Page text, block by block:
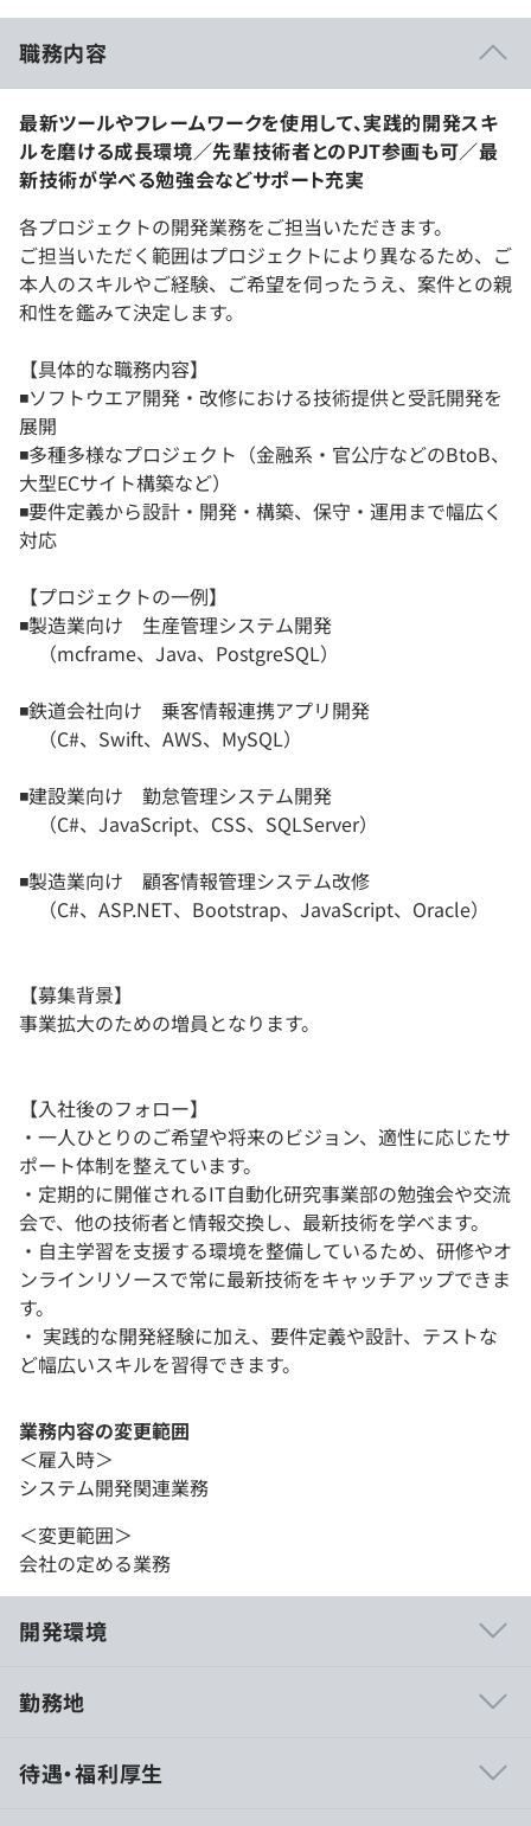
職務内容
最新ツールやフレームワークを使用して、実践的開発スキ
ルを磨ける成長環境／先輩技術者とのPJT参画も可／最
新技術が学べる勉強会などサポート充実
各プロジェクトの開発業務をご担当いただきます。
ご担当いただく範囲はプロジェクトにより異なるため、ご
本人のスキルやご経験、ご希望を伺ったうえ、案件との親
和性を鑑みて決定します。
【具体的な職務内容】
◾️ソフトウエア開発・改修における技術提供と受託開発を
展開
◾️多種多様なプロジェクト（金融系・官公庁などのBtoB、
大型ECサイト構築など）
◾️要件定義から設計・開発・構築、保守・運用まで幅広く
対応
【プロジェクトの一例】
◾️製造業向け 生産管理システム開発
（mcframe、Java、PostgreSQL）
◾️鉄道会社向け 乗客情報連携アプリ開発
（C#、Swift、AWS、MySQL）
◾️建設業向け 勤怠管理システム開発
（C#、JavaScript、CSS、SQLServer）
◾️製造業向け 顧客情報管理システム改修
（C#、ASP.NET、Bootstrap、JavaScript、Oracle）
【募集背景】
事業拡大のための増員となります。
【入社後のフォロー】
・一人ひとりのご希望や将来のビジョン、適性に応じたサ
ポート体制を整えています。
・定期的に開催されるIT自動化研究事業部の勉強会や交流
会で、他の技術者と情報交換し、最新技術を学べます。
・自主学習を支援する環境を整備しているため、研修やオ
ンラインリソースで常に最新技術をキャッチアップできま
す。
・ 実践的な開発経験に加え、要件定義や設計、テストな
ど幅広いスキルを習得できます。
業務内容の変更範囲
＜雇入時＞
システム開発関連業務
＜変更範囲＞
会社の定める業務
開発環境
勤務地
待遇・福利厚生